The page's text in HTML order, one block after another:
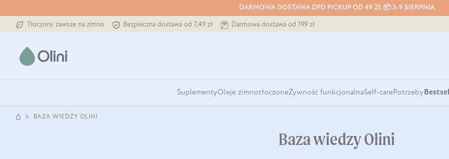
DARMOWA DOSTAWA DPD PICKUP OD 49 ZŁ 📦 3-9 SIERPNIA
Tłoczony zawsze na zimno Bezpieczna dostawa od 7,49 zł Darmowa dostawa od 199 zł
SuplementyOleje zimnotłoczoneŻywność funkcjonalnaSelf-carePotrzeby
BAZA WIEDZY OLINI
Baza wiedzy Olini